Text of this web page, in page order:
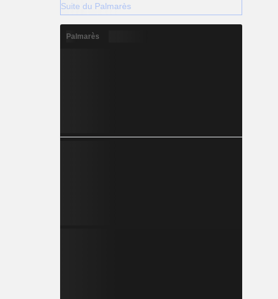
Suite du Palmarès
Palmarès